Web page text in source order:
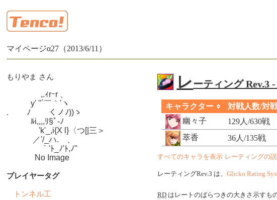
マイページα27（2013/6/11）
レーティング Rev.3
キャラクター 対戦人数/対
幽々子 129人/630戦
萃香 36人/135戦
すべてのキャラを表示 レーティングの
レーティングRev.3 は、Glicko Rating
RD はレートのばらつきの大きさ示すも
もりやま さん
,.ｨrｰr 、
y' "´￣｀'ヽ
.　　 ﾉ　　 くノﾉ))ゝ
ﾙi,,,,ﾘ§ﾟ-ﾉ
'k'_,i{X l}〈つ[|三＞
／'/_ハ.ゝ、
｀'ﾄ_ﾉ'ﾄ,ﾉ"
No Image
プレイヤータグ
トンネル工